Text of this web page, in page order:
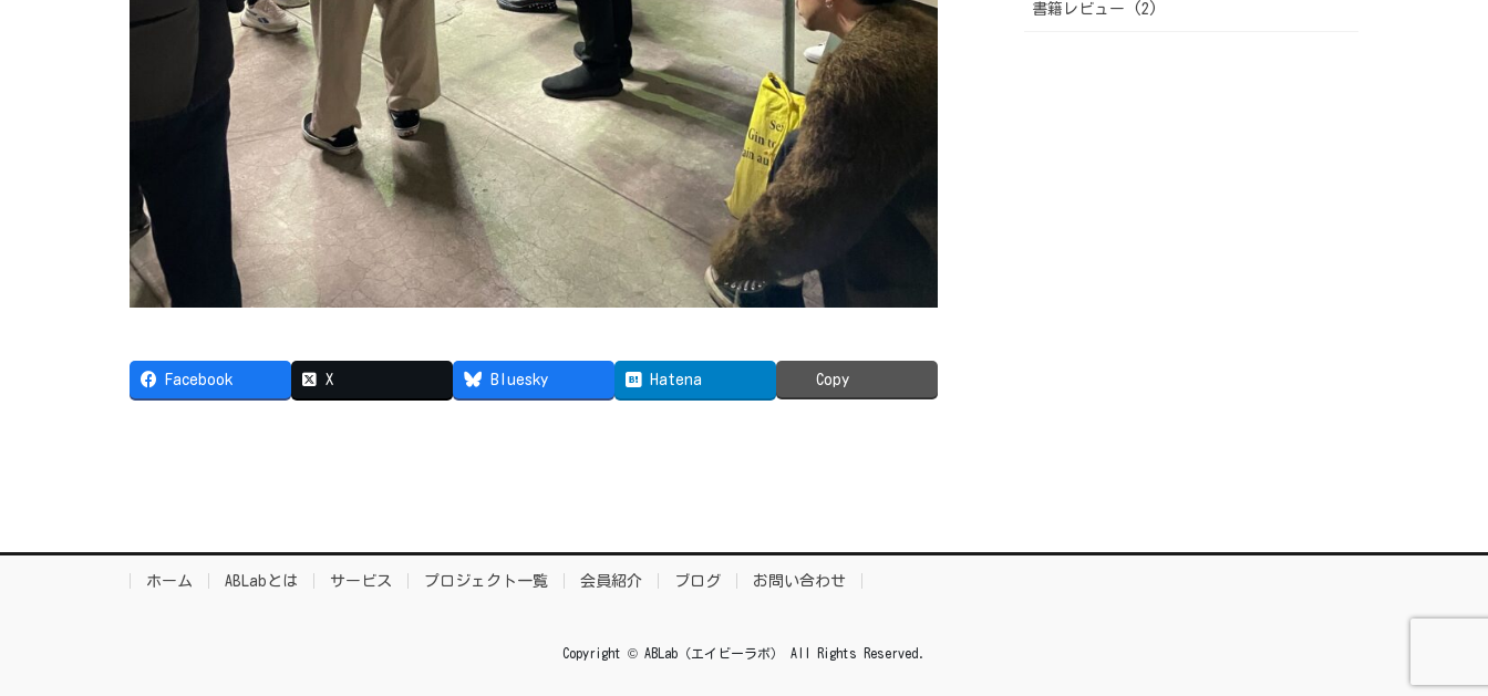
Facebook X Bluesky Hatena Copy
書籍レビュー (2)
ホーム ABLabとは サービス プロジェクト一覧 会員紹介 ブログ お問い合わせ
Copyright © ABLab（エイビーラボ） All Rights Reserved.